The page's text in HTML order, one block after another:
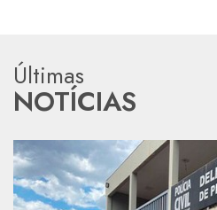
Últimas
NOTÍCIAS